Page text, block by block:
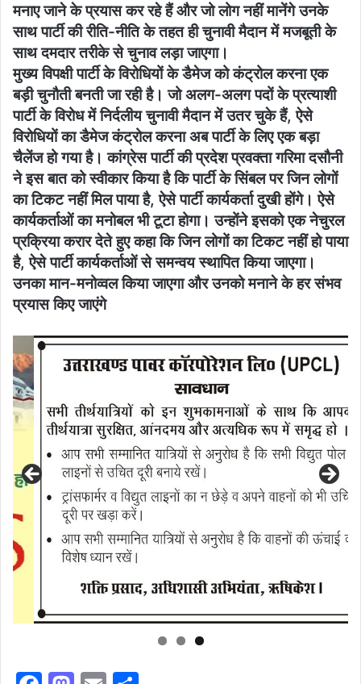
मनाए जाने के प्रयास कर रहे हैं और जो लोग नहीं मानेंगे उनके
साथ पार्टी की रीति-नीति के तहत ही चुनावी मैदान में मजबूती के
साथ दमदार तरीके से चुनाव लड़ा जाएगा।
मुख्य विपक्षी पार्टी के विरोधियों के डैमेज को कंट्रोल करना एक
बड़ी चुनौती बनती जा रही है। जो अलग-अलग पदों के प्रत्याशी
पार्टी के विरोध में निर्दलीय चुनावी मैदान में उतर चुके हैं, ऐसे
विरोधियों का डैमेज कंट्रोल करना अब पार्टी के लिए एक बड़ा
चैलेंज हो गया है। कांग्रेस पार्टी की प्रदेश प्रवक्ता गरिमा दसौनी
ने इस बात को स्वीकार किया है कि पार्टी के सिंबल पर जिन लोगों
का टिकट नहीं मिल पाया है, ऐसे पार्टी कार्यकर्ता दुखी होंगे। ऐसे
कार्यकर्ताओं का मनोबल भी टूटा होगा। उन्होंने इसको एक नेचुरल
प्रक्रिया करार देते हुए कहा कि जिन लोगों का टिकट नहीं हो पाया
है, ऐसे पार्टी कार्यकर्ताओं से समन्वय स्थापित किया जाएगा।
उनका मान-मनोव्वल किया जाएगा और उनको मनाने के हर संभव
प्रयास किए जाएंगे